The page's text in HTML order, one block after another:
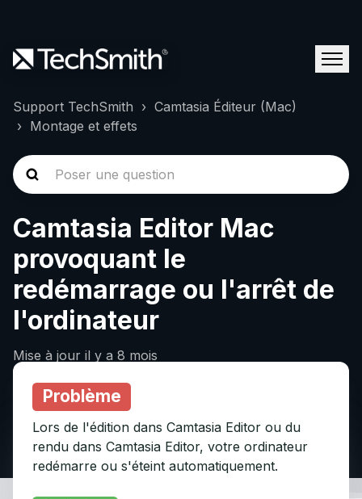
Support TechSmith
Camtasia Éditeur (Mac)
Montage et effets
Camtasia Editor Mac
provoquant le
redémarrage ou l'arrêt de
l'ordinateur
Mise à jour il y a 8 mois
Problème
Lors de l'édition dans Camtasia Editor ou du
rendu dans Camtasia Editor, votre ordinateur
redémarre ou s'éteint automatiquement.